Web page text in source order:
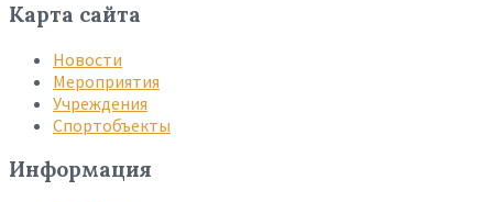
Карта сайта
Новости
Мероприятия
Учреждения
Спортобъекты
Информация